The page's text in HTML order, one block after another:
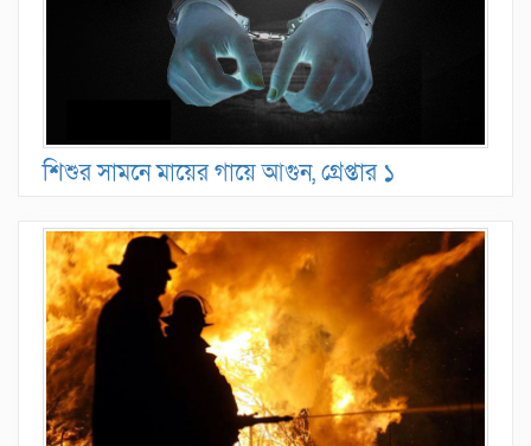
শিশুর সামনে মায়ের গায়ে আগুন, গ্রেপ্তার ১